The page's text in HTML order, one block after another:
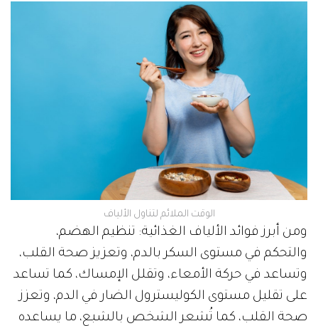
الوقت الملائم لتناول الألياف
ومن أبرز فوائد الألياف الغذائية: تنظيم الهضم،
والتحكم في مستوى السكر بالدم، وتعزيز صحة القلب،
وتساعد في حركة الأمعاء، وتقلل الإمساك، كما تساعد
على تقليل مستوى الكوليسترول الضار في الدم، وتعزز
صحة القلب، كما تُشعر الشخص بالشبع، ما يساعده